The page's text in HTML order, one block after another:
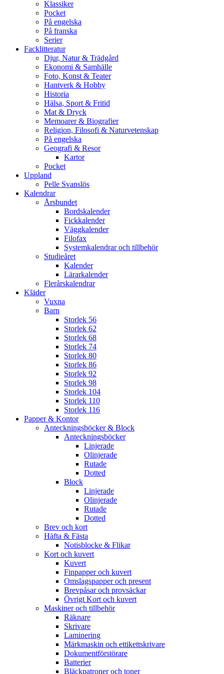
Klassiker
Pocket
På engelska
På franska
Serier
Facklitteratur
Djur, Natur & Trädgård
Ekonomi & Samhälle
Foto, Konst & Teater
Hantverk & Hobby
Historia
Hälsa, Sport & Fritid
Mat & Dryck
Memoarer & Biografier
Religion, Filosofi & Naturvetenskap
På engelska
Geografi & Resor
Kartor
Pocket
Uppland
Pelle Svanslös
Kalendrar
Årsbundet
Bordskalender
Fickkalender
Väggkalender
Filofax
Systemkalendrar och tillbehör
Studieåret
Kalender
Lärarkalender
Flerårskalendrar
Kläder
Vuxna
Barn
Storlek 56
Storlek 62
Storlek 68
Storlek 74
Storlek 80
Storlek 86
Storlek 92
Storlek 98
Storlek 104
Storlek 110
Storlek 116
Papper & Kontor
Anteckningsböcker & Block
Anteckningsböcker
Linjerade
Olinjerade
Rutade
Dotted
Block
Linjerade
Olinjerade
Rutade
Dotted
Brev och kort
Häfta & Fästa
Notisblocke & Flikar
Kort och kuvert
Kuvert
Finpapper och kuvert
Omslagspapper och present
Brevpåsar och provsäckar
Övrigt Kort och kuvert
Maskiner och tillbehör
Räknare
Skrivare
Laminering
Märkmaskin och ettikettskrivare
Dokumentförstörare
Batterier
Bläckpatroner och toner